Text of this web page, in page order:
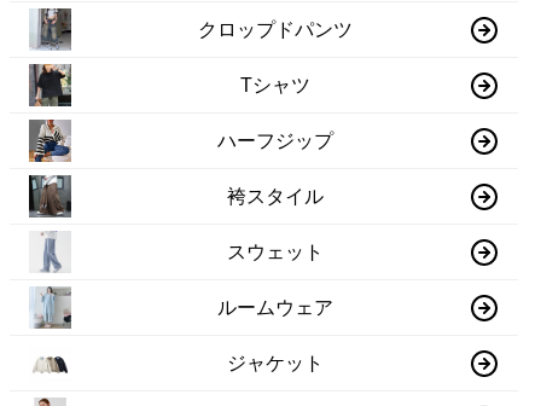
クロップドパンツ
Tシャツ
ハーフジップ
袴スタイル
スウェット
ルームウェア
ジャケット